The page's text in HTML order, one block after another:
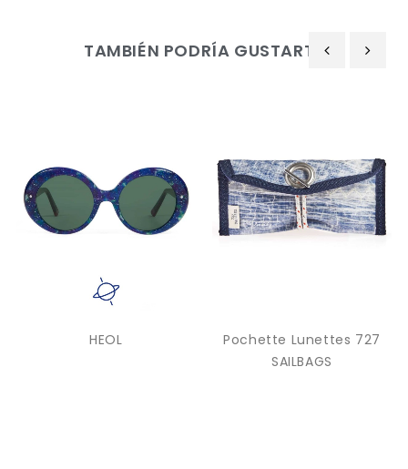
TAMBIÉN PODRÍA GUSTARTE
HEOL
Pochette Lunettes 727
SAILBAGS